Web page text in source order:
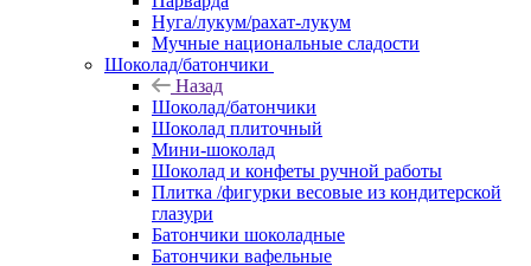
Нуга/лукум/рахат-лукум
Мучные национальные сладости
Шоколад/батончики
Назад
Шоколад/батончики
Шоколад плиточный
Мини-шоколад
Шоколад и конфеты ручной работы
Плитка /фигурки весовые из кондитерской
глазури
Батончики шоколадные
Батончики вафельные